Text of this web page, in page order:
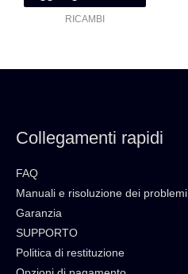
RICAMBI
Collegamenti rapidi
FAQ
Manuali e risoluzione dei problemi
Garanzia
SUPPORTO
Politica di restituzione